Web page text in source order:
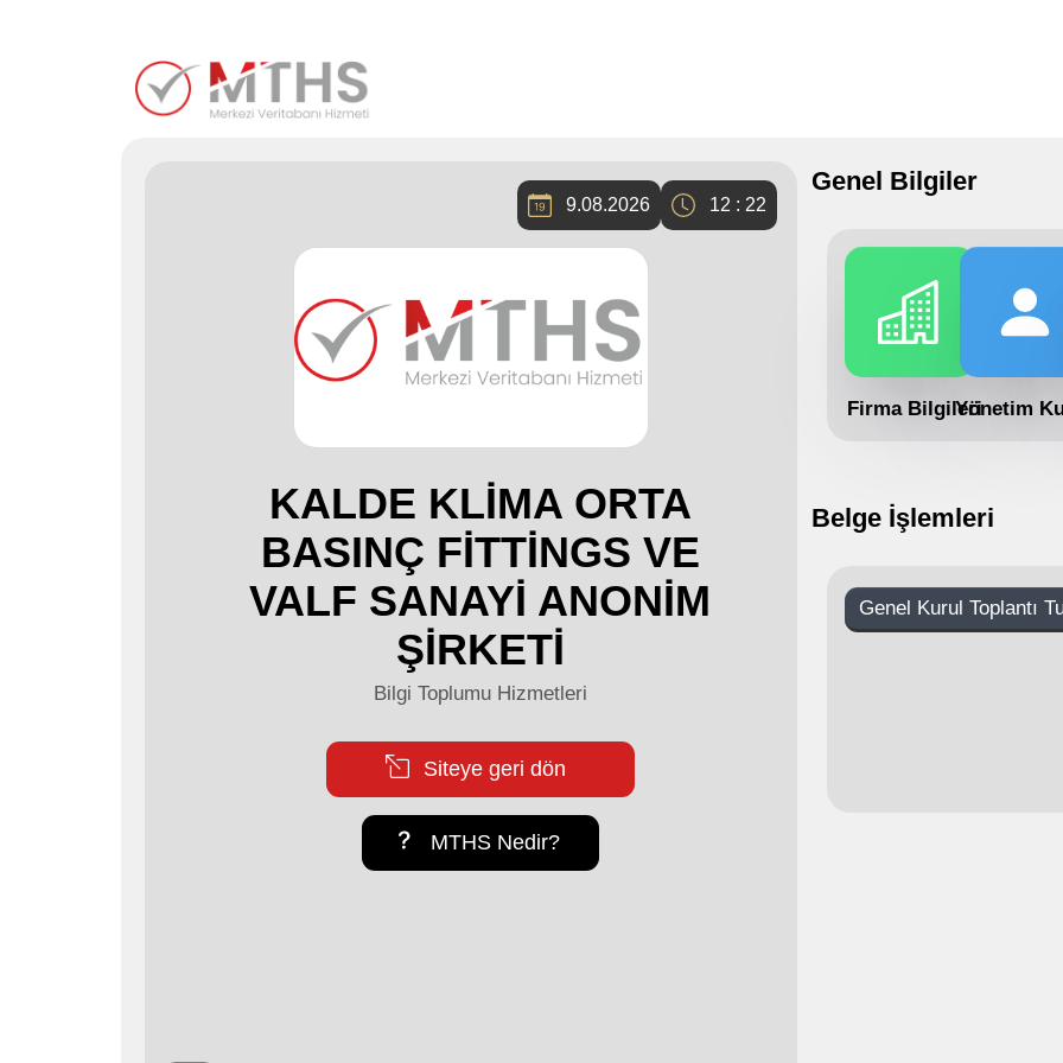
9.08.2026 12 : 22
KALDE KLİMA ORTA
BASINÇ FİTTİNGS VE
VALF SANAYİ ANONİM
ŞİRKETİ
Bilgi Toplumu Hizmetleri
Siteye geri dön
MTHS Nedir?
Genel Bilgiler
Firma BilgileriYönetim
Belge İşlemleri
Genel Kurul Toplantı